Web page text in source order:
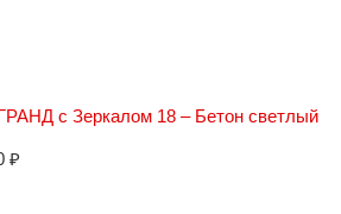
с Зеркалом 18 – Бетон светлый
₽